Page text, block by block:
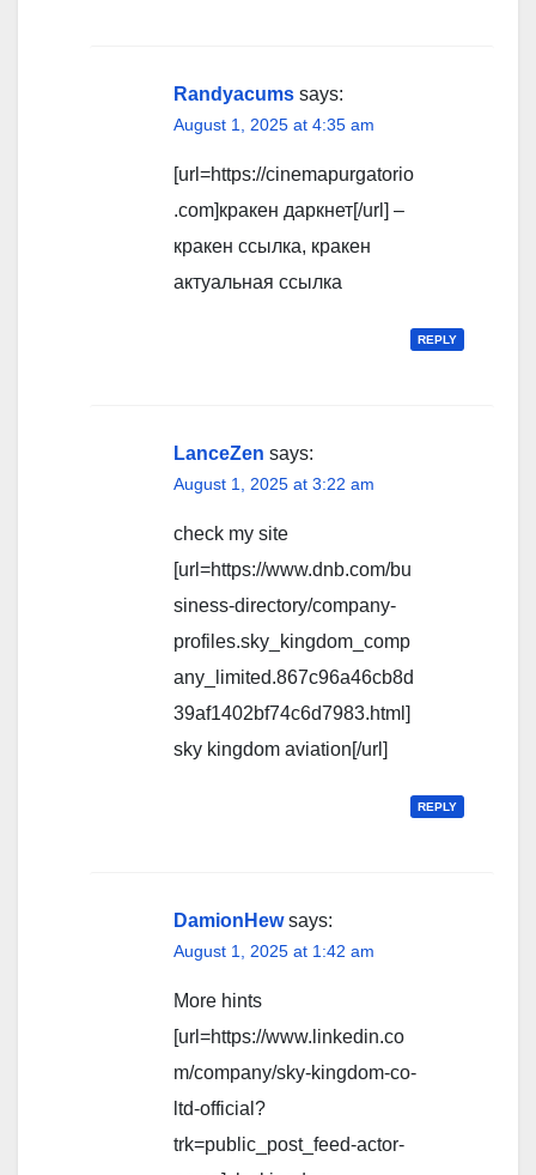
Randyacums says:
August 1, 2025 at 4:35 am
[url=https://cinemapurgatorio
.com]кракен даркнет[/url] –
кракен ссылка, кракен
актуальная ссылка
REPLY
LanceZen says:
August 1, 2025 at 3:22 am
check my site
[url=https://www.dnb.com/bu
siness-directory/company-
profiles.sky_kingdom_comp
any_limited.867c96a46cb8d
39af1402bf74c6d7983.html]
sky kingdom aviation[/url]
REPLY
DamionHew says:
August 1, 2025 at 1:42 am
More hints
[url=https://www.linkedin.co
m/company/sky-kingdom-co-
ltd-official?
trk=public_post_feed-actor-